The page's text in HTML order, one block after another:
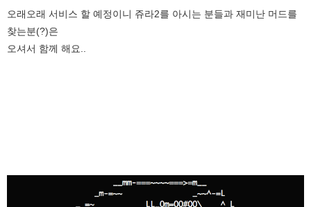
오래오래 서비스 할 예정이니 쥬라2를 아시는 분들과 재미난 머드를
찾는분(?)은
오셔서 함께 해요..